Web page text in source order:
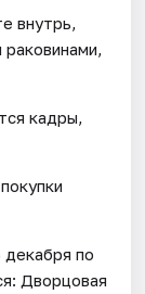
внутрь,
кадры,
декабря по
Дворцовая